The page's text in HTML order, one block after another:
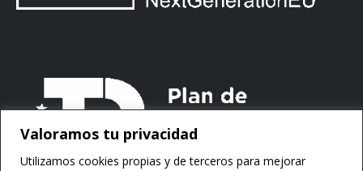
Valoramos tu privacidad
Utilizamos cookies propias y de terceros para mejorar